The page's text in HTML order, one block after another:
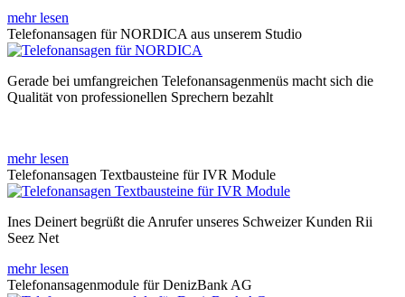
mehr lesen
Telefonansagen für NORDICA aus unserem Studio
Gerade bei umfangreichen Telefonansagenmenüs macht sich die
Qualität von professionellen Sprechern bezahlt
mehr lesen
Telefonansagen Textbausteine für IVR Module
Ines Deinert begrüßt die Anrufer unseres Schweizer Kunden Rii
Seez Net
mehr lesen
Telefonansagenmodule für DenizBank AG